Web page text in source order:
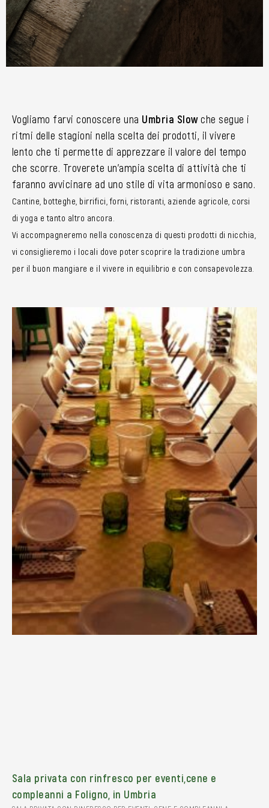
Vogliamo farvi conoscere una Umbria Slowche segue i
ritmi delle stagioni nella scelta dei prodotti, il vivere
lento che ti permette di apprezzare il valore del tempo
che scorre. Troverete un’ampia scelta di attività che ti
faranno avvicinare ad uno stile di vita armonioso e sano.
Cantine, botteghe, birrifici, forni, ristoranti, aziende agricole, corsi
di yoga e tanto altro ancora.
Vi accompagneremo nella conoscenza di questi prodotti di nicchia,
vi consiglieremo i locali dove poter scoprire la tradizione umbra
per il buon mangiare e il vivere in equilibrio e con consapevolezza.
Sala privata con rinfresco per eventi,cene e
compleanni a Foligno, in Umbria